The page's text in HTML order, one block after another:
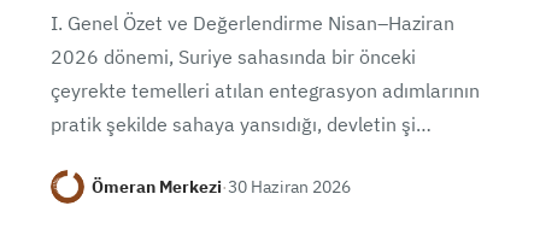
I. Genel Özet ve Değerlendirme Nisan–Haziran
2026 dönemi, Suriye sahasında bir önceki
çeyrekte temelleri atılan entegrasyon adımlarının
pratik şekilde sahaya yansıdığı, devletin şi…
Ömeran Merkezi·30 Haziran 2026